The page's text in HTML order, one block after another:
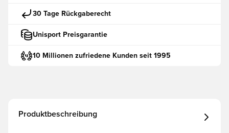
30 Tage Rückgaberecht
Unisport Preisgarantie
10 Millionen zufriedene Kunden seit 1995
Produktbeschreibung